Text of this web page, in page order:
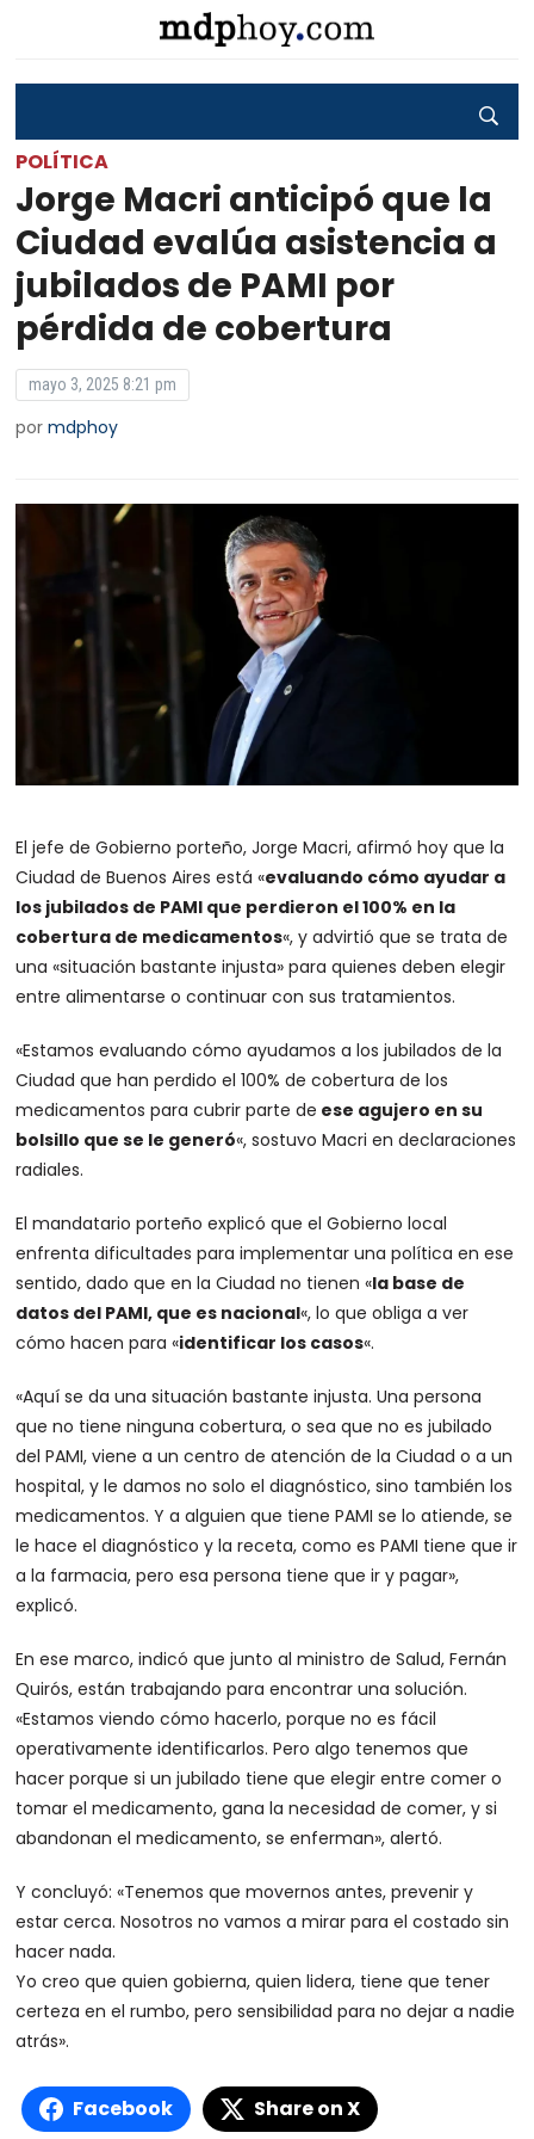
POLÍTICA
Jorge Macri anticipó que la
Ciudad evalúa asistencia a
jubilados de PAMI por
pérdida de cobertura
mayo 3, 2025 8:21 pm
pormdphoy
El jefe de Gobierno porteño, Jorge Macri, afirmó hoy que la
Ciudad de Buenos Aires está «evaluando cómo ayudar a
los jubilados de PAMI que perdieron el 100% en la
cobertura de medicamentos«, y advirtió que se trata de
una «situación bastante injusta» para quienes deben elegir
entre alimentarse o continuar con sus tratamientos.
«Estamos evaluando cómo ayudamos a los jubilados de la
Ciudad que han perdido el 100% de cobertura de los
medicamentos para cubrir parte de ese agujero en su
bolsillo que se le generó«, sostuvo Macri en declaraciones
radiales.
El mandatario porteño explicó que el Gobierno local
enfrenta dificultades para implementar una política en ese
sentido, dado que en la Ciudad no tienen «la base de
datos del PAMI, que es nacional«, lo que obliga a ver
cómo hacen para «identificar los casos«.
«Aquí se da una situación bastante injusta. Una persona
que no tiene ninguna cobertura, o sea que no es jubilado
del PAMI, viene a un centro de atención de la Ciudad o a un
hospital, y le damos no solo el diagnóstico, sino también los
medicamentos. Y a alguien que tiene PAMI se lo atiende, se
le hace el diagnóstico y la receta, como es PAMI tiene que ir
a la farmacia, pero esa persona tiene que ir y pagar»,
explicó.
En ese marco, indicó que junto al ministro de Salud, Fernán
Quirós, están trabajando para encontrar una solución.
«Estamos viendo cómo hacerlo, porque no es fácil
operativamente identificarlos. Pero algo tenemos que
hacer porque si un jubilado tiene que elegir entre comer o
tomar el medicamento, gana la necesidad de comer, y si
abandonan el medicamento, se enferman», alertó.
Y concluyó: «Tenemos que movernos antes, prevenir y
estar cerca. Nosotros no vamos a mirar para el costado sin
hacer nada.
Yo creo que quien gobierna, quien lidera, tiene que tener
certeza en el rumbo, pero sensibilidad para no dejar a nadie
atrás».
Facebook Share on X